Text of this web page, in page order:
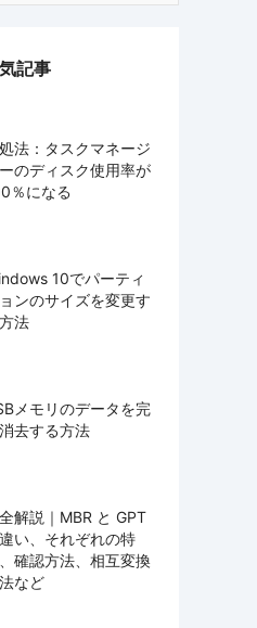
記事
法：タスクマネージ
のディスク使用率が
％になる
10でパーティ
ンのサイズを変更す
法
メモリのデータを完
去する方法
解説｜MBR と GPT
い、それぞれの特
確認方法、相互変換
など